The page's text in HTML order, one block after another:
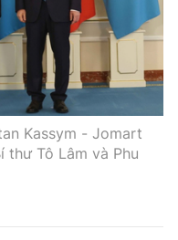
Kassym - Jomart
thư Tô Lâm và Phu